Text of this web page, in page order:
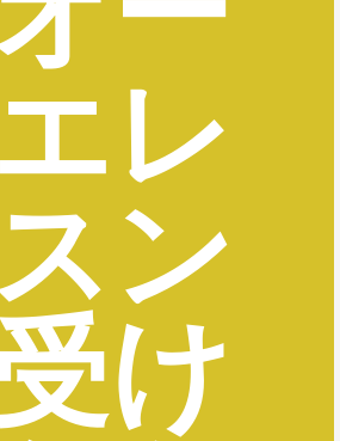
レ
ン
け